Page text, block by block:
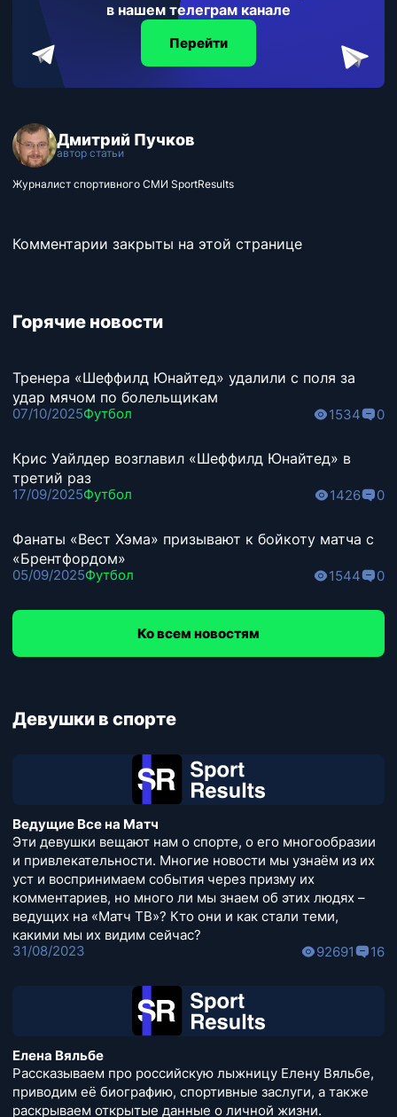
в нашем телеграм канале
Перейти
Дмитрий Пучков
автор статьи
Журналист спортивного СМИ SportResults
Комментарии закрыты на этой странице
Горячие новости
Тренера «Шеффилд Юнайтед» удалили с поля за
удар мячом по болельщикам
07/10/2025Футбол 1534 0
Крис Уайлдер возглавил «Шеффилд Юнайтед» в
третий раз
17/09/2025Футбол 1426 0
Фанаты «Вест Хэма» призывают к бойкоту матча с
«Брентфордом»
05/09/2025Футбол 1544 0
Ко всем новостям
Девушки в спорте
Ведущие Все на Матч
Эти девушки вещают нам о спорте, о его многообразии
и привлекательности. Многие новости мы узнаём из их
уст и воспринимаем события через призму их
комментариев, но много ли мы знаем об этих людях –
ведущих на «Матч ТВ»? Кто они и как стали теми,
какими мы их видим сейчас?
31/08/2023
92691 16
Елена Вяльбе
Рассказываем про российскую лыжницу Елену Вяльбе,
приводим её биографию, спортивные заслуги, а также
раскрываем открытые данные о личной жизни.